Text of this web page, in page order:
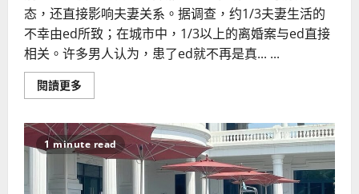
态，还直接影响夫妻关系。据调查，约1/3夫妻生活的
不幸由ed所致；在城市中，1/3以上的离婚案与ed直接
相关。许多男人认为，患了ed就不再是真... ...
閱讀更多
more
击
三
大
“性
福
杀
1 minute read